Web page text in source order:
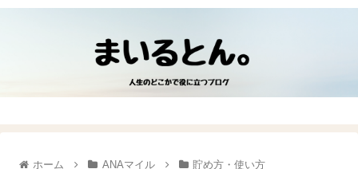
ホーム ANAマイル 貯め方・使い方